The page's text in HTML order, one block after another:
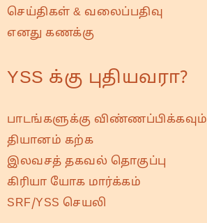
செய்திகள் & வலைப்பதிவு
எனது கணக்கு
YSS க்கு புதியவரா?
பாடங்களுக்கு விண்ணப்பிக்கவும்
தியானம் கற்க
இலவசத் தகவல் தொகுப்பு
கிரியா யோக மார்க்கம்
SRF/YSS செயலி